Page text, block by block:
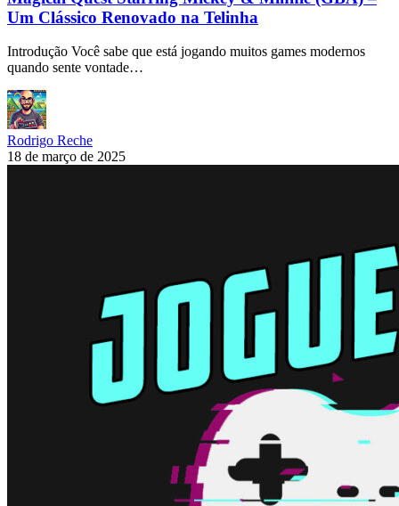
Um Clássico Renovado na Telinha
Introdução Você sabe que está jogando muitos games modernos
quando sente vontade…
Rodrigo Reche
18 de março de 2025